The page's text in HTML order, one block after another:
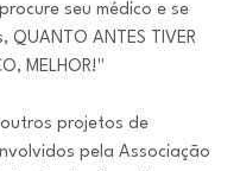
seu médico e se
QUANTO ANTES TIVER
MELHOR!"
projetos de
pela Associação